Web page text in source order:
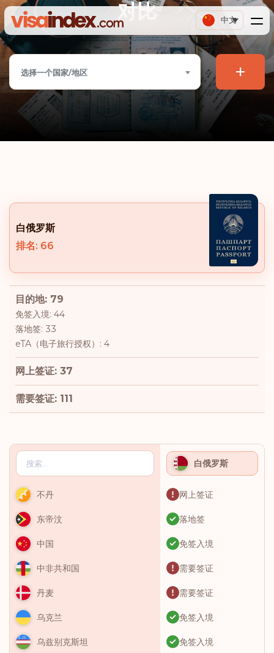
中文
对比
选择一个国家/地区 +
白俄罗斯
排名: 66
目的地: 79
免签入境: 44
落地签: 33
eTA（电子旅行授权）: 4
网上签证: 37
需要签证: 111
白俄罗斯
不丹 网上签证
东帝汶 落地签
中国 免签入境
中非共和国 需要签证
丹麦 需要签证
乌克兰 免签入境
乌兹别克斯坦 免签入境